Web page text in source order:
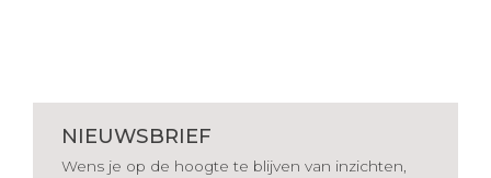
NIEUWSBRIEF
Wens je op de hoogte te blijven van inzichten,